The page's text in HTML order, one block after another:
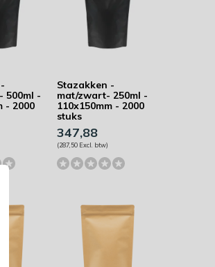
500ml -
- 2000
Stazakken -
mat/zwart- 250ml -
110x150mm - 2000
stuks
347,88
(287,50 Excl. btw)